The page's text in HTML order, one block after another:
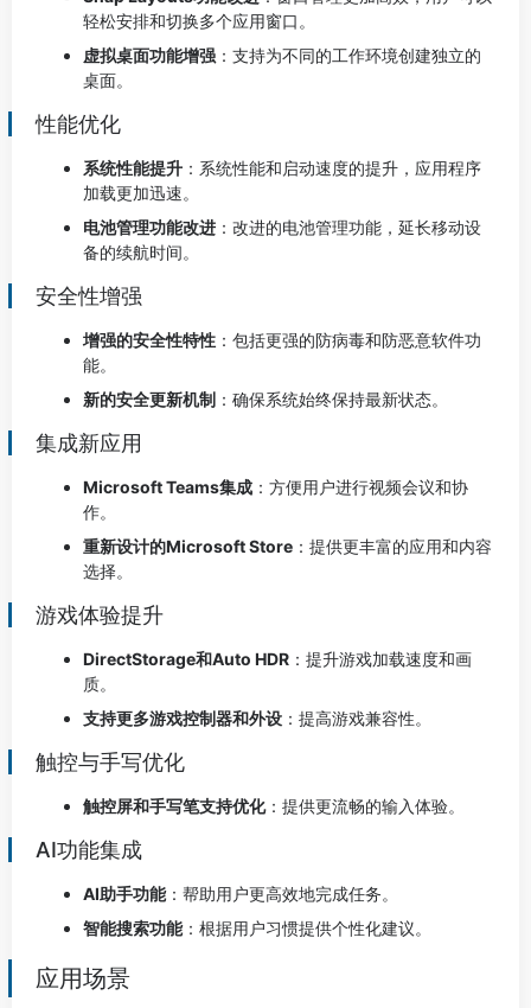
轻松安排和切换多个应用窗口。
虚拟桌面功能增强 ：支持为不同的工作环境创建独立的
桌面。
性能优化
系统性能提升 ：系统性能和启动速度的提升，应用程序
加载更加迅速。
电池管理功能改进 ：改进的电池管理功能，延长移动设
备的续航时间。
安全性增强
增强的安全性特性 ：包括更强的防病毒和防恶意软件功
能。
新的安全更新机制 ：确保系统始终保持最新状态。
集成新应用
Microsoft Teams集成 ：方便用户进行视频会议和协
作。
重新设计的Microsoft Store ：提供更丰富的应用和内容
选择。
游戏体验提升
DirectStorage和Auto HDR ：提升游戏加载速度和画
质。
支持更多游戏控制器和外设 ：提高游戏兼容性。
触控与手写优化
触控屏和手写笔支持优化：提供更流畅的输入体验。
AI功能集成
AI助手功能：帮助用户更高效地完成任务。
智能搜索功能：根据用户习惯提供个性化建议。
应用场景